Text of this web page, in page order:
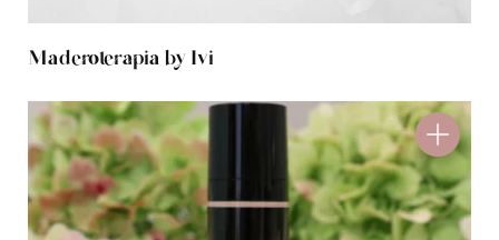
Maderoterapia by Ivi